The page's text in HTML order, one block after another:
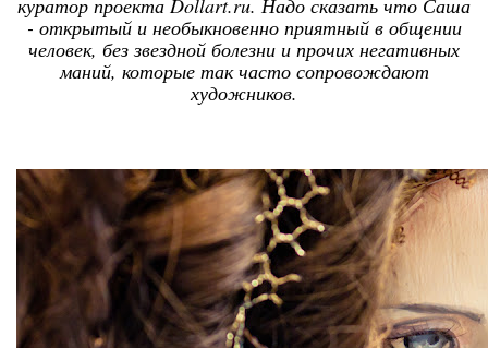
куратор проекта Dollart.ru. Надо сказать что Саша
- открытый и необыкновенно приятный в общении
человек, без звездной болезни и прочих негативных
маний, которые так часто сопровождают
художников.